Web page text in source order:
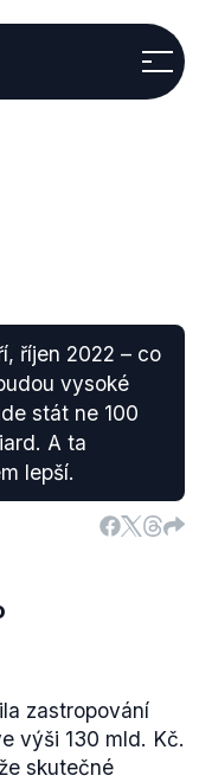
říjen 2022 – co
vysoké
stát ne 100
A ta
lepší.
zastropování
výši 130 mld. Kč.
skutečné